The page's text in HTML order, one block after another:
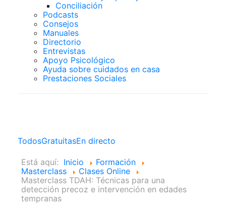
Conciliación
Podcasts
Consejos
Manuales
Directorio
Entrevistas
Apoyo Psicológico
Ayuda sobre cuidados en casa
Prestaciones Sociales
TodosGratuitasEn directo
Está aquí: Inicio
Formación
Masterclass
Clases Online
Masterclass TDAH: Técnicas para una
detección precoz e intervención en edades
tempranas